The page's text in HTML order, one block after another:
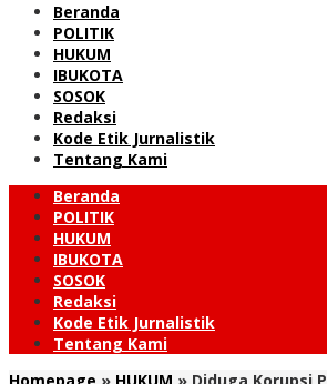
Beranda
POLITIK
HUKUM
IBUKOTA
SOSOK
Redaksi
Kode Etik Jurnalistik
Tentang Kami
Beranda
POLITIK
HUKUM
IBUKOTA
SOSOK
Redaksi
Kode Etik Jurnalistik
Tentang Kami